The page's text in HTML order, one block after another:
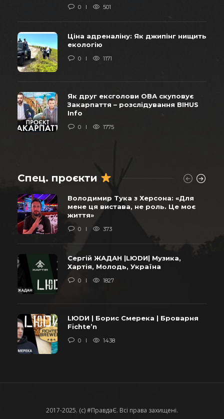
0 501
Ціна адреналіну: Як джипінг нищить
екологію
0 1171
Як друг ексголови ОВА скуповує
Закарпаття – розслідування BIHUS
Info
0 1775
Спец. проєкти
Володимир Тука з Херсона: «Для
мене ця вистава, не роль. Це моє
життя»
0 373
Сергій ЖАДАН |LЮDИ| Музика,
Хартія, Молодь, Україна
0 1827
LЮDИ | Борис Смерека | Броварня
Fichte’n
0 1438
2017-2025. (c) #ПравдаЄ. Всі права захищені.